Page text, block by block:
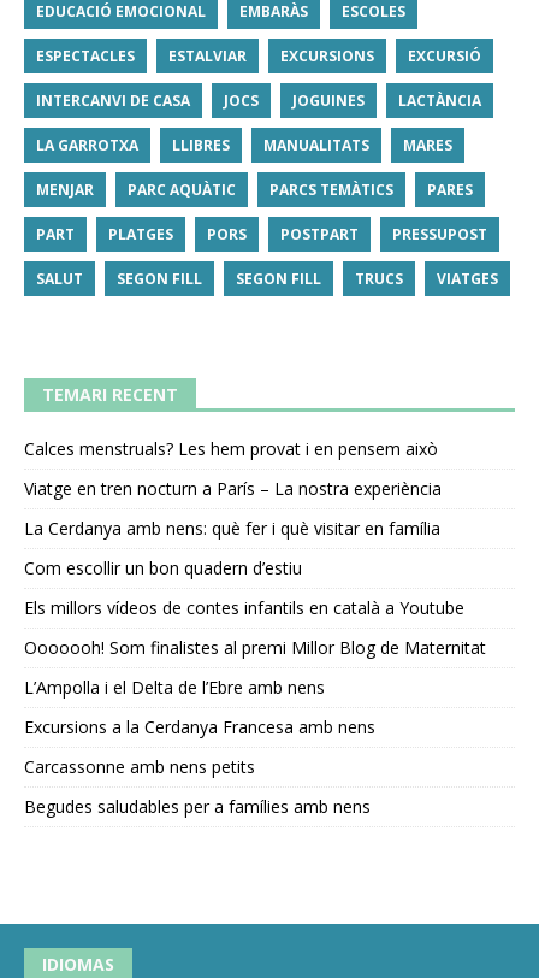
EDUCACIÓ EMOCIONAL EMBARÀS ESCOLES
ESPECTACLES ESTALVIAR EXCURSIONS EXCURSIÓ
INTERCANVI DE CASA JOCS JOGUINES LACTÀNCIA
LA GARROTXA LLIBRES MANUALITATS MARES
MENJAR PARC AQUÀTIC PARCS TEMÀTICS PARES
PART PLATGES PORS POSTPART PRESSUPOST
SALUT SEGON FILL SEGON FILL TRUCS VIATGES
TEMARI RECENT
Calces menstruals? Les hem provat i en pensem això
Viatge en tren nocturn a París – La nostra experiència
La Cerdanya amb nens: què fer i què visitar en família
Com escollir un bon quadern d’estiu
Els millors vídeos de contes infantils en català a Youtube
Ooooooh! Som finalistes al premi Millor Blog de Maternitat
L’Ampolla i el Delta de l’Ebre amb nens
Excursions a la Cerdanya Francesa amb nens
Carcassonne amb nens petits
Begudes saludables per a famílies amb nens
IDIOMAS